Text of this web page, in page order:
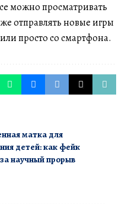
можно просматривать
отправлять новые игры
просто со смартфона.
матка для
детей: как фейк
научный прорыв